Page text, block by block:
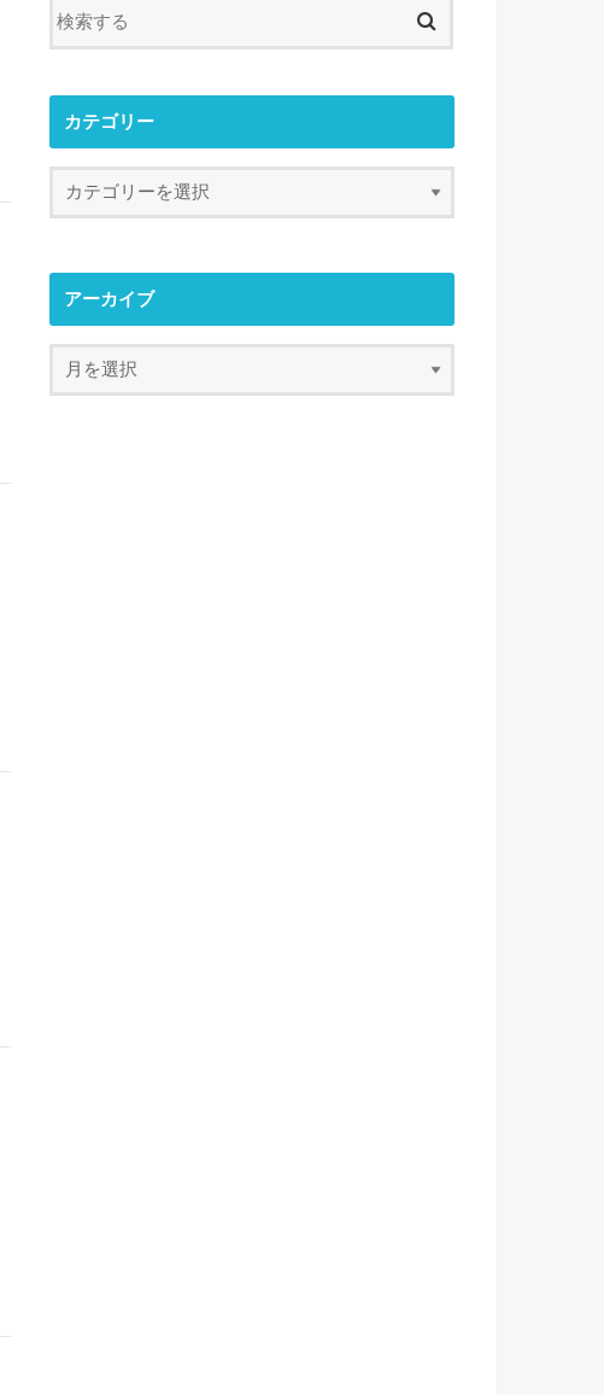
カテゴリー
アーカイブ